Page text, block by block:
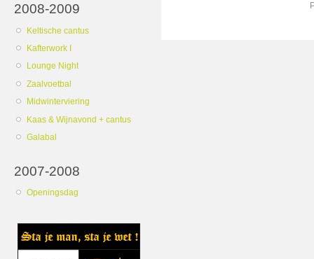
2008-2009
Keltische cantus
Kafterwork I
Lounge Night
Zaalvoetbal
Midwinterviering
Kaas & Wijnavond + cantus
Galabal
2007-2008
Openingsdag